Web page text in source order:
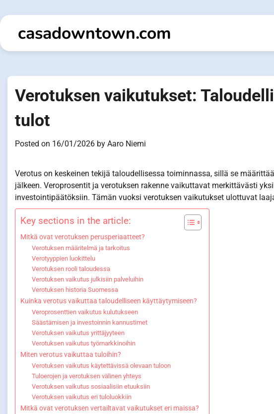
to
contentcasadowntown.com
Verotuksen vaikutukset:
tulot
Posted on 16/01/2026 by Aaro Niemi
Verotus on keskeinen tekijä taloudellisessa toiminnassa, sillä se
jälkeen. Veroprosentit ja verotuksen rakenne vaikuttavat merkittävästi
investointipäätöksiin. Tämän vuoksi verotuksen vaikutukset ulottuvat
Key sections in the article:
Mitkä ovat verotuksen perusperiaatteet?
Verotuksen määritelmä ja tarkoitus
Verotyyppien luokittelu
Verotuksen rooli taloudessa
Verotuksen vaikutus julkisiin palveluihin
Verotuksen historia Suomessa
Kuinka verotus vaikuttaa taloudelliseen käyttäytymiseen?
Veroprosenttien vaikutus kulutukseen
Säästämisen ja investoinnin kannustimet
Verotuksen vaikutus yrittäjyyteen
Verotuksen vaikutus työmarkkinoihin
Miten verotus vaikuttaa tuloihin?
Verotuksen vaikutus käytettävissä olevaan tuloon
Tuloerojen ja verotuksen välinen yhteys
Verotuksen vaikutus sosiaalisiin etuuksiin
Verotuksen vaikutus eri tuloluokkiin
Mitkä ovat verotuksen vertailtavat vaikutukset eri maissa?